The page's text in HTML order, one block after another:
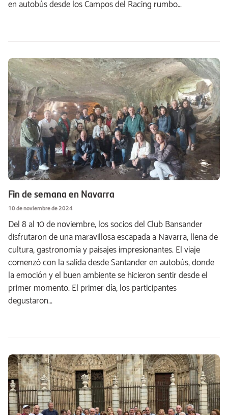
en autobús desde los Campos del Racing rumbo…
Fin de semana en Navarra
10 de noviembre de 2024
Del 8 al 10 de noviembre, los socios del Club Bansander
disfrutaron de una maravillosa escapada a Navarra, llena de
cultura, gastronomía y paisajes impresionantes. El viaje
comenzó con la salida desde Santander en autobús, donde
la emoción y el buen ambiente se hicieron sentir desde el
primer momento. El primer día, los participantes
degustaron…